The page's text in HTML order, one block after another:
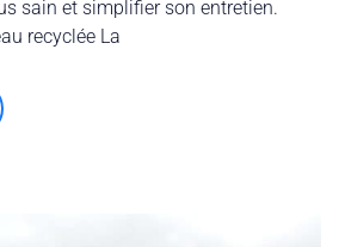
sain et simplifier son entretien.
recyclée La